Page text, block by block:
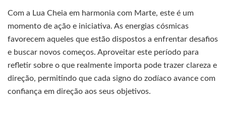
Com a Lua Cheia em harmonia com Marte, este é um
momento de ação e iniciativa. As energias cósmicas
favorecem aqueles que estão dispostos a enfrentar desafios
e buscar novos começos. Aproveitar este período para
refletir sobre o que realmente importa pode trazer clareza e
direção, permitindo que cada signo do zodíaco avance com
confiança em direção aos seus objetivos.